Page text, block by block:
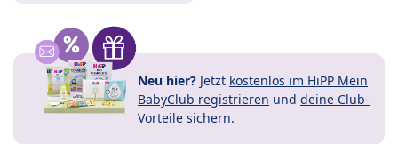
Neu hier? Jetzt kostenlos im HiPP Mein
BabyClub registrieren und deine Club-
Vorteile sichern.